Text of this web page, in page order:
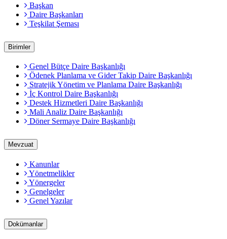
Başkan
Daire Başkanları
Teşkilat Şeması
Birimler
Genel Bütçe Daire Başkanlığı
Ödenek Planlama ve Gider Takip Daire Başkanlığı
Stratejik Yönetim ve Planlama Daire Başkanlığı
İç Kontrol Daire Başkanlığı
Destek Hizmetleri Daire Başkanlığı
Mali Analiz Daire Başkanlığı
Döner Sermaye Daire Başkanlığı
Mevzuat
Kanunlar
Yönetmelikler
Yönergeler
Genelgeler
Genel Yazılar
Dokümanlar